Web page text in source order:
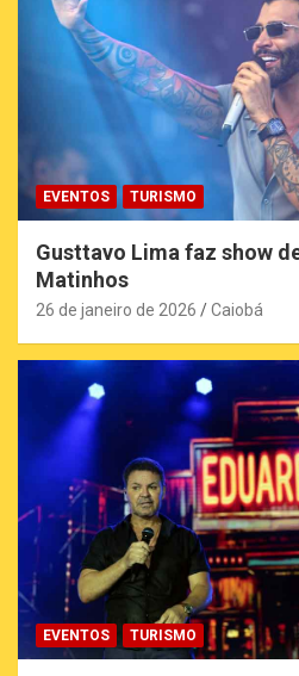
EVENTOS TURISMO
Gusttavo Lima faz show
Matinhos
26 de janeiro de 2026 Caiobá
EVENTOS TURISMO